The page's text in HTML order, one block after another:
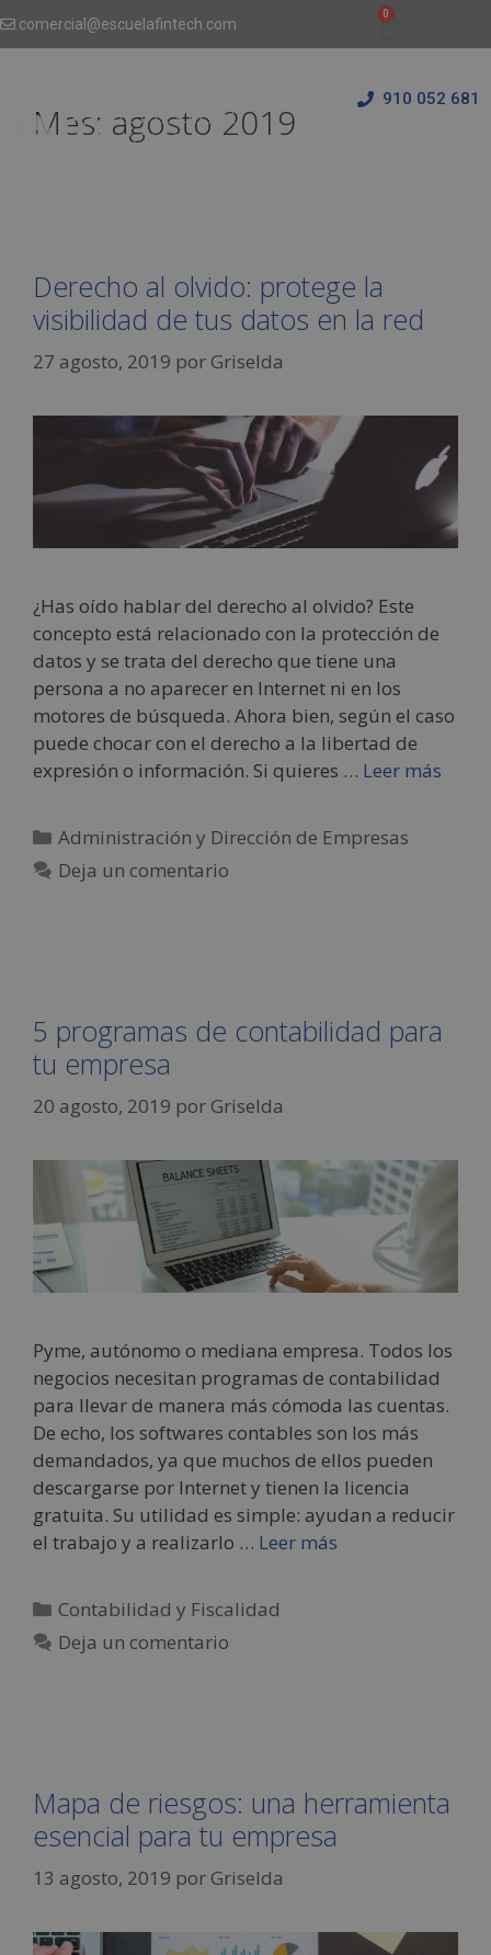
comercial@escuelafintech.com
910 052 681
Mes: agosto 2019
Derecho al olvido: protege la
visibilidad de tus datos en la red
27 agosto, 2019 por Griselda
¿Has oído hablar del derecho al olvido? Este
concepto está relacionado con la protección de
datos y se trata del derecho que tiene una
persona a no aparecer en Internet ni en los
motores de búsqueda. Ahora bien, según el caso
puede chocar con el derecho a la libertad de
expresión o información. Si quieres … Leer más
Administración y Dirección de Empresas
Deja un comentario
5 programas de contabilidad para
tu empresa
20 agosto, 2019 por Griselda
Pyme, autónomo o mediana empresa. Todos los
negocios necesitan programas de contabilidad
para llevar de manera más cómoda las cuentas.
De echo, los softwares contables son los más
demandados, ya que muchos de ellos pueden
descargarse por Internet y tienen la licencia
gratuita. Su utilidad es simple: ayudan a reducir
el trabajo y a realizarlo … Leer más
Contabilidad y Fiscalidad
Deja un comentario
Mapa de riesgos: una herramienta
esencial para tu empresa
13 agosto, 2019 por Griselda